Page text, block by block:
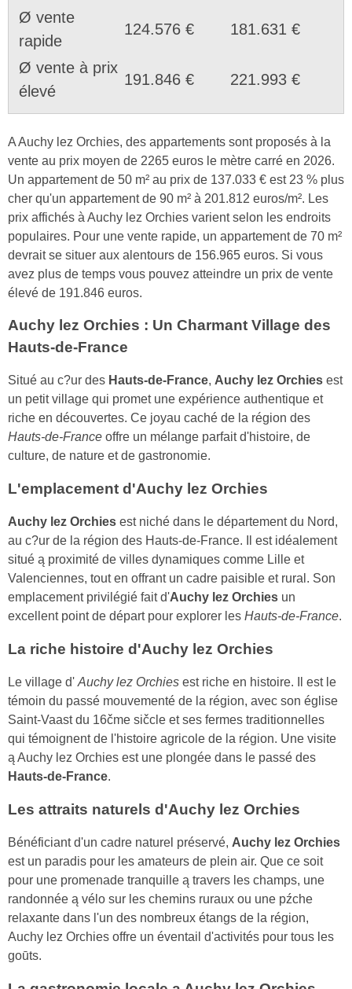
Ø vente
rapide
124.576 € 181.631 €
Ø vente à prix
élevé
191.846 € 221.993 €
A Auchy lez Orchies, des appartements sont proposés à la
vente au prix moyen de 2265 euros le mètre carré en 2026.
Un appartement de 50 m² au prix de 137.033 € est 23 % plus
cher qu'un appartement de 90 m² à 201.812 euros/m². Les
prix affichés à Auchy lez Orchies varient selon les endroits
populaires. Pour une vente rapide, un appartement de 70 m²
devrait se situer aux alentours de 156.965 euros. Si vous
avez plus de temps vous pouvez atteindre un prix de vente
élevé de 191.846 euros.
Auchy lez Orchies : Un Charmant Village des
Hauts-de-France
Situé au c?ur des Hauts-de-France, Auchy lez Orchies est
un petit village qui promet une expérience authentique et
riche en découvertes. Ce joyau caché de la région des
Hauts-de-France offre un mélange parfait d'histoire, de
culture, de nature et de gastronomie.
L'emplacement d'Auchy lez Orchies
Auchy lez Orchies est niché dans le département du Nord,
au c?ur de la région des Hauts-de-France. Il est idéalement
situé ą proximité de villes dynamiques comme Lille et
Valenciennes, tout en offrant un cadre paisible et rural. Son
emplacement privilégié fait d'Auchy lez Orchies un
excellent point de départ pour explorer les Hauts-de-France.
La riche histoire d'Auchy lez Orchies
Le village d' Auchy lez Orchies est riche en histoire. Il est le
témoin du passé mouvementé de la région, avec son église
Saint-Vaast du 16čme sičcle et ses fermes traditionnelles
qui témoignent de l'histoire agricole de la région. Une visite
ą Auchy lez Orchies est une plongée dans le passé des
Hauts-de-France.
Les attraits naturels d'Auchy lez Orchies
Bénéficiant d'un cadre naturel préservé, Auchy lez Orchies
est un paradis pour les amateurs de plein air. Que ce soit
pour une promenade tranquille ą travers les champs, une
randonnée ą vélo sur les chemins ruraux ou une pźche
relaxante dans l'un des nombreux étangs de la région,
Auchy lez Orchies offre un éventail d'activités pour tous les
goūts.